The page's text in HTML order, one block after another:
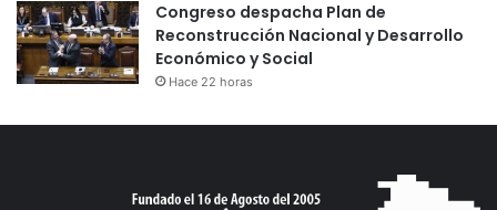
Congreso despacha Plan de
Reconstrucción Nacional y Desarrollo
Económico y Social
Hace 22 horas